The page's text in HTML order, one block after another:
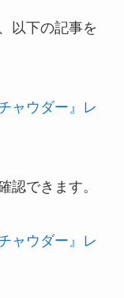
以下の記事を
ャウダー』レ
認できます。
ャウダー』レ